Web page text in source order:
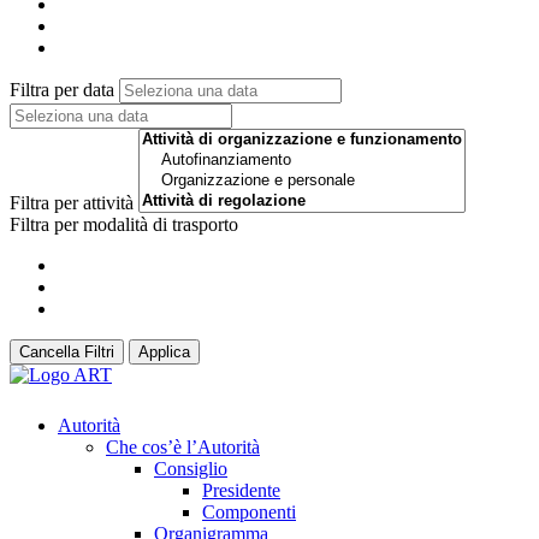
Filtra per data
Filtra per attività
Filtra per modalità di trasporto
Cancella Filtri Applica
Autorità
Che cos’è l’Autorità
Consiglio
Presidente
Componenti
Organigramma